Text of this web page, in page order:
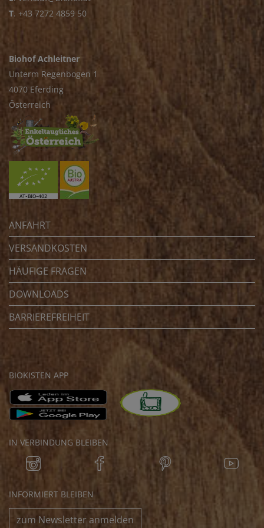
T. +43 7272 4859 50
Biohof Achleitner
Unterm Regenbogen 1
4070 Eferding
Österreich
ANFAHRT
VERSANDKOSTEN
HÄUFIGE FRAGEN
DOWNLOADS
BARRIEREFREIHEIT
BIOKISTEN APP
IN VERBINDUNG BLEIBEN
INFORMIERT BLEIBEN
zum Newsletter anmelden